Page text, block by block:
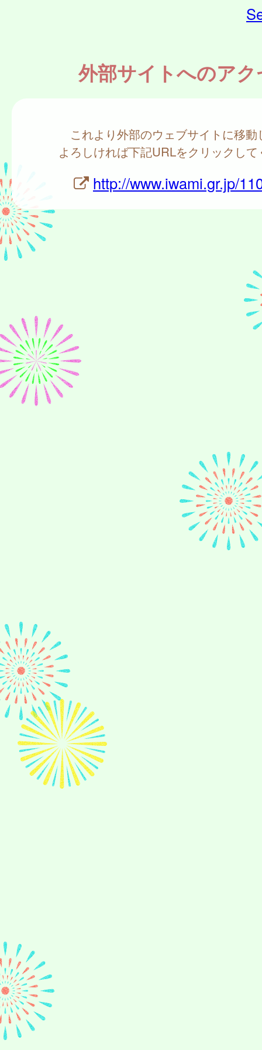
外部サイトへのア
これより外部のウェブサイトに移動
よろしければ下記URLをクリックし
http://www.iwami.gr.jp/